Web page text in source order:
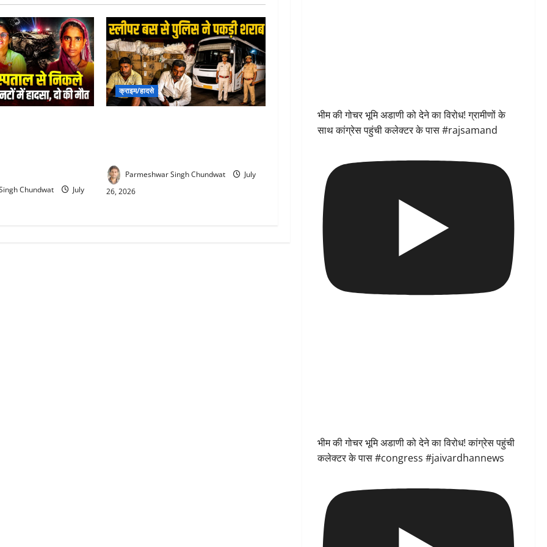
Chundwat
July
क्राइम/हादसे
Parmeshwar Singh Chundwat
July
26, 2026
भीम की गोचर भूमि अडाणी को देने का विरोध! ग्रामीणों के
साथ कांग्रेस पहुंची कलेक्टर के पास #rajsamand
भीम की गोचर भूमि अडाणी को देने का विरोध! कांग्रेस पहुंची
कलेक्टर के पास #congress #jaivardhannews